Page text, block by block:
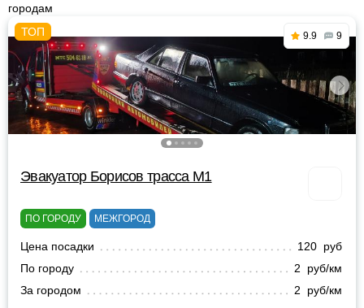
городам
9.9 9
Эвакуатор Борисов трасса М1
ПО ГОРОДУ МЕЖГОРОД
Цена посадки
120 руб
По городу
2 руб/км
За городом
2 руб/км